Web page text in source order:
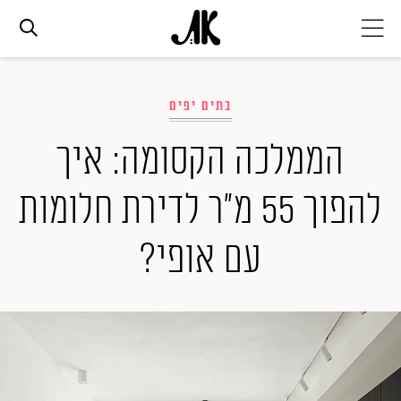
אופנה
ביוטי
סלבס
בתים יפים
הממלכה הקסומה: איך
להפוך 55 מ"ר לדירת חלומות
עם אופי?